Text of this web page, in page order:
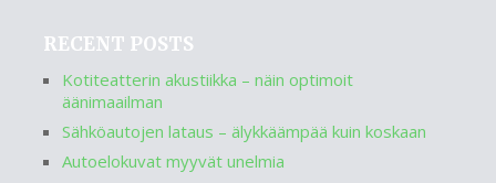
RECENT POSTS
Kotiteatterin akustiikka – näin optimoit
äänimaailman
Sähköautojen lataus – älykkäämpää kuin koskaan
Autoelokuvat myyvät unelmia